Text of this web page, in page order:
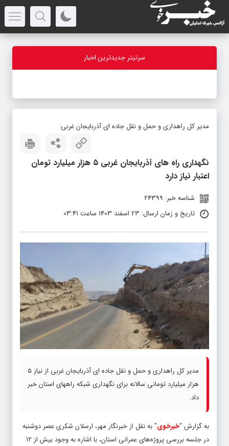
سرتیتر جدیدترین اخبار
مدیر کل راهداری و حمل و نقل جاده ای آذربایجان‌ غربی:
نگهداری راه های آذربایجان غربی ۵ هزار میلیارد تومان
اعتبار نیاز دارد
شناسه خبر: 24399
تاریخ و زمان ارسال: 23 اسفند 1403 ساعت 03:41
مدیر کل راهداری و حمل و نقل جاده ای آذربایجان‌ غربی از نیاز ۵
هزار میلیارد تومانی سالانه برای نگهداری شبکه راههای استان خبر
داد.
به گزارش “خبرخوی” به نقل از خبرنگار مهر، ارسلان شکری عصر دوشنبه
در جلسه بررسی پروژه‌های عمرانی استان، با اشاره به وجود بیش از ۱۲